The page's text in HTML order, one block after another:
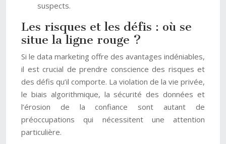
suspects.
Les risques et les défis : où se
situe la ligne rouge ?
Si le data marketing offre des avantages indéniables,
il est crucial de prendre conscience des risques et
des défis qu’il comporte. La violation de la vie privée,
le biais algorithmique, la sécurité des données et
l’érosion de la confiance sont autant de
préoccupations qui nécessitent une attention
particulière.